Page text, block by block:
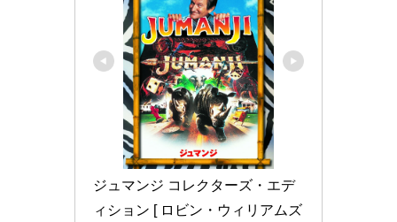
ジュマンジ コレクターズ・エデ
ィション [ ロビン・ウィリアムズ